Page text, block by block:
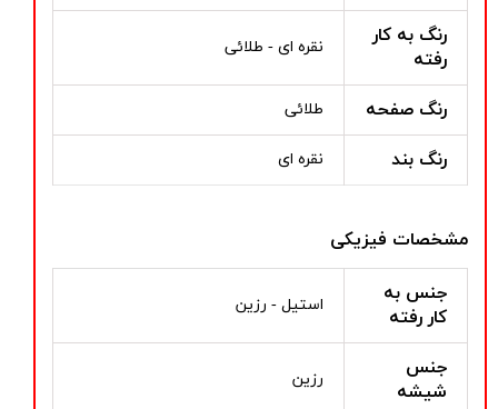
رنگ به کار
رفته
نقره ای - طلائی
رنگ صفحه طلائی
رنگ بند نقره ای
مشخصات فیزیکی
جنس به
کار رفته
استیل - رزین
جنس
شیشه
رزین